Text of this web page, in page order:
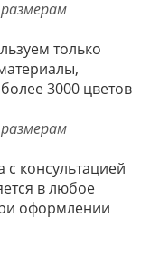
только
3000 цветов
консультацией
в любое
оформлении